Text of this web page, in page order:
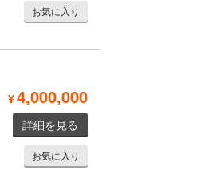
お気に入り
¥4,000,000
詳細を見る
お気に入り